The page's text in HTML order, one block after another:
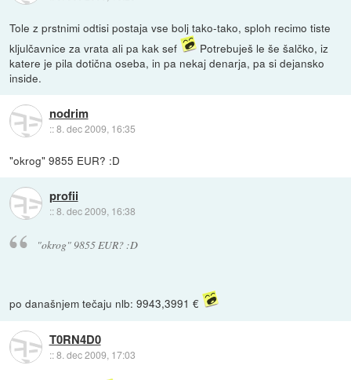
Tole z prstnimi odtisi postaja vse bolj tako-tako, sploh recimo tiste
kljulčavnice za vrata ali pa kak sef
Potrebuješ le še šalčko, iz
katere je pila dotična oseba, in pa nekaj denarja, pa si dejansko
inside.
nodrim
::8. dec 2009, 16:35
"okrog" 9855 EUR? :D
profii
::8. dec 2009, 16:38
"okrog" 9855 EUR? :D
po današnjem tečaju nlb: 9943,3991 €
T0RN4D0
::8. dec 2009, 17:03